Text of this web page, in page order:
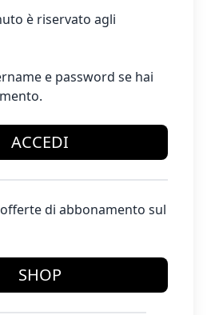
è riservato agli
e password se hai
ACCEDI
di abbonamento sul
SHOP